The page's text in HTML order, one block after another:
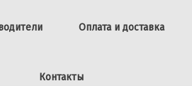
Оплата и доставка
Контакты